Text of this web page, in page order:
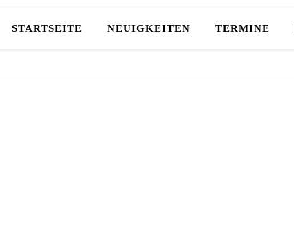
STARTSEITE NEUIGKEITEN TERMINE